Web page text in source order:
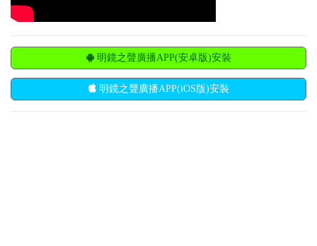
明鏡之聲廣播APP(安卓版)安裝
明鏡之聲廣播APP(iOS版)安裝